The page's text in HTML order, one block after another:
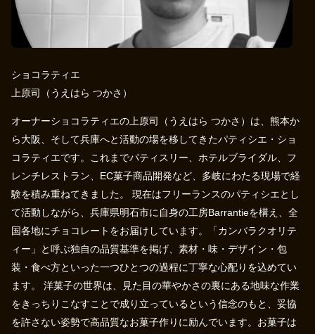
ショコラティエ
上原司（うえはら つかさ）
オーナーショコラティエの上原司（うえはら つかさ）は、熊本か
ら大阪、そして兵庫へと活動の場を移してきたパティシエ・ショ
コラティエです。これまでパティスリー、ホテルブライダル、フ
レンチレストラン、EC菓子商品開発など、多岐にわたる現場で経
験を積み重ねてきました。 現在はフリーランスのパティシエとし
て活動しながら、兵庫県明石市に自身の工房Barrantieを構え、全
国各地にチョコレートをお届けしています。「カンバラクオリテ
ィー」と呼ぶ独自の品質基準を掲げ、素材・味・デザイン・包
装・食べ方といった一つひとつの過程に丁寧な心配りを込めてい
ます。 洋菓子の世界は、見た目の華やかさの裏にある地味な作業
をきっちりこなすことで成り立っているという信念のもと、妥協
を許さない姿勢で高品質なお菓子作りに励んでいます。お菓子は